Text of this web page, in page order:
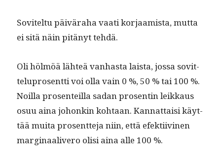
Sovitel­tu päivära­ha vaati kor­jaamista, mut­ta
ei sitä näin pitänyt tehdä.
Oli hölmöä lähteä van­has­ta laista, jos­sa sovit­
telupros­ent­ti voi olla vain 0 %, 50 % tai 100 %.
Noil­la pros­en­teil­la sadan pros­entin leikkaus
osuu aina johonkin kohtaan. Kan­nat­taisi käyt­
tää mui­ta pros­ent­te­ja niin, että efek­ti­ivi­nen
mar­gin­aaliv­ero olisi aina alle 100 %.